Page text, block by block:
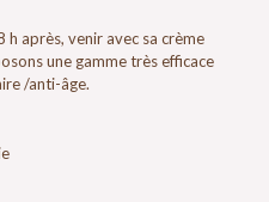
h après, venir avec sa crème
une gamme très efficace
/anti-âge.